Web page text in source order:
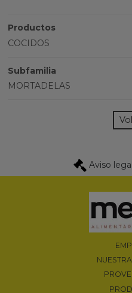
Productos
COCIDOS
Subfamilia
MORTADELAS
Aviso legal